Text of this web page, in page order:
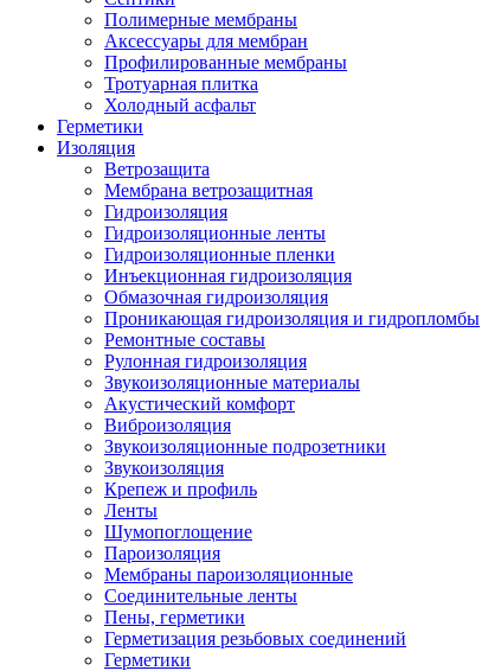
Полимерные мембраны
Аксессуары для мембран
Профилированные мембраны
Тротуарная плитка
Холодный асфальт
Герметики
Изоляция
Ветрозащита
Мембрана ветрозащитная
Гидроизоляция
Гидроизоляционные ленты
Гидроизоляционные пленки
Инъекционная гидроизоляция
Обмазочная гидроизоляция
Проникающая гидроизоляция и гидропломбы
Ремонтные составы
Рулонная гидроизоляция
Звукоизоляционные материалы
Акустический комфорт
Виброизоляция
Звукоизоляционные подрозетники
Звукоизоляция
Крепеж и профиль
Ленты
Шумопоглощение
Пароизоляция
Мембраны пароизоляционные
Соединительные ленты
Пены, герметики
Герметизация резьбовых соединений
Герметики